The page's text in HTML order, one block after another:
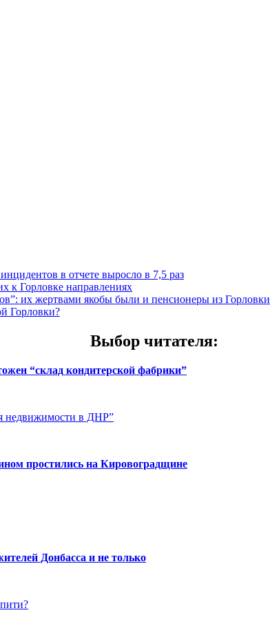
в отчете выросло в 7,5 раз
к Горловке направлениях
их жертвами якобы были и пенсионеры из Горловки
Горловки?
Выбор читателя:
“склад кондитерской фабрики”
недвижимости в ДНР”
простились на Кировоградщине
Донбасса и не только